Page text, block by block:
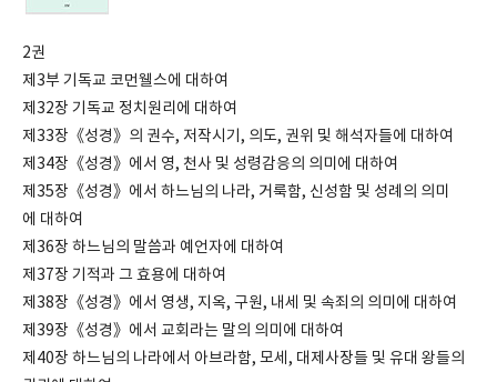
2권
제3부 기독교 코먼웰스에 대하여
제32장 기독교 정치원리에 대하여
제33장《성경》의 권수, 저작시기, 의도, 권위 및 해석자들에 대하여
제34장《성경》에서 영, 천사 및 성령감응의 의미에 대하여
제35장《성경》에서 하느님의 나라, 거룩함, 신성함 및 성례의 의미
에 대하여
제36장 하느님의 말씀과 예언자에 대하여
제37장 기적과 그 효용에 대하여
제38장《성경》에서 영생, 지옥, 구원, 내세 및 속죄의 의미에 대하여
제39장《성경》에서 교회라는 말의 의미에 대하여
제40장 하느님의 나라에서 아브라함, 모세, 대제사장들 및 유대 왕들의